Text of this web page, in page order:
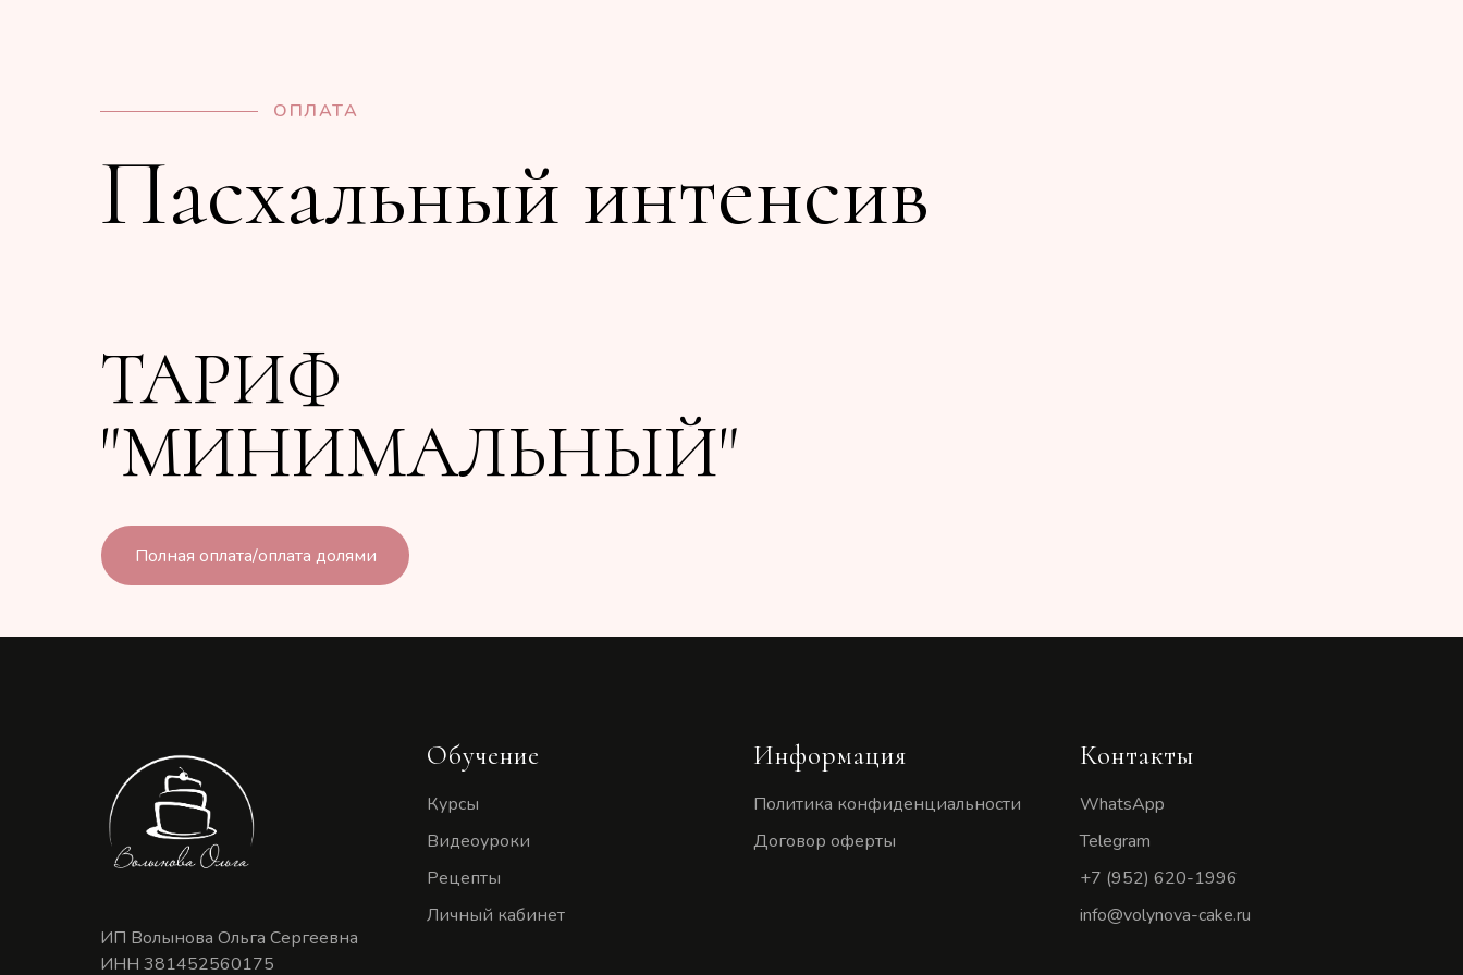
ОПЛАТА
Пасхальный интенсив
ТАРИФ
"МИНИМАЛЬНЫЙ"
Полная оплата/оплата долями
ИП Волынова Ольга Сергеевна
ИНН 381452560175
Обучение
Курсы
Видеоуроки
Рецепты
Личный кабинет
Информация
Политика конфиденциальности
Договор оферты
Контакты
WhatsApp
Telegram
+7 (952) 620-1996
info@volynova-cake.ru